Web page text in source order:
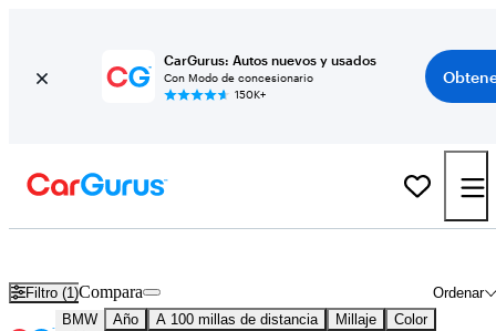
CarGurus: Autos nuevos y usados
Con Modo de concesionario
150K+
Filtro (1) Ordenar
Compara
BMW Año A 100 millas de distancia Millaje Color